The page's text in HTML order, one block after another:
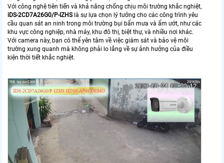
Với công nghệ tiên tiến và khả năng chống chịu môi trường khắc nghiệt,
iDS-2CD7A26G0/P-IZHS là sự lựa chọn lý tưởng cho các công trình yêu
cầu quan sát an ninh trong môi trường bụi bẩn mưa và ẩm ướt, như các
khu vực công nghiệp, nhà máy, khu đô thị, biệt thự, và nhiều nơi khác.
Với camera này, bạn có thể yên tâm về việc giám sát và bảo vệ môi
trường xung quanh mà không phải lo lắng về sự ảnh hưởng của điều
kiện thời tiết khắc nghiệt.